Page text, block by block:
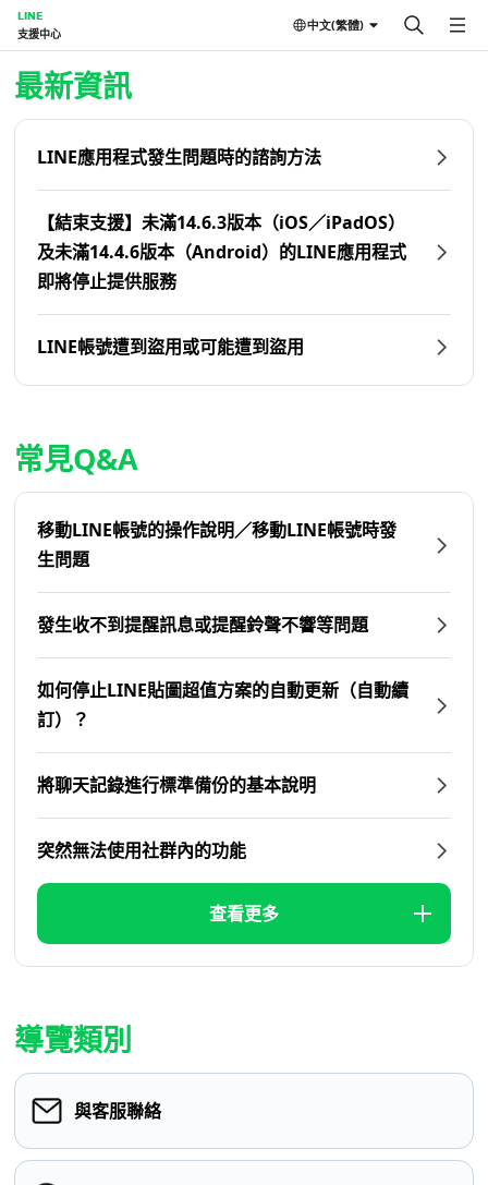
LINE
支援中心
中文(繁體)
首頁 | LINE支援中心
最新資訊
LINE應用程式發生問題時的諮詢方法
【結束支援】未滿14.6.3版本（iOS／iPadOS）
及未滿14.4.6版本（Android）的LINE應用程式
即將停止提供服務
LINE帳號遭到盜用或可能遭到盜用
常見Q&A
移動LINE帳號的操作說明／移動LINE帳號時發
生問題
發生收不到提醒訊息或提醒鈴聲不響等問題
如何停止LINE貼圖超值方案的自動更新（自動續
訂）？
將聊天記錄進行標準備份的基本說明
突然無法使用社群內的功能
查看更多
導覽類別
與客服聯絡